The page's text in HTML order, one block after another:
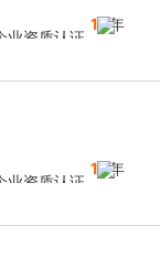
10年
10年